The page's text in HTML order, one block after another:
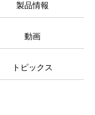
製品情報
動画
トピックス